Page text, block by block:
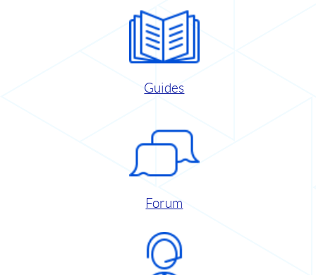
Guides
Forum